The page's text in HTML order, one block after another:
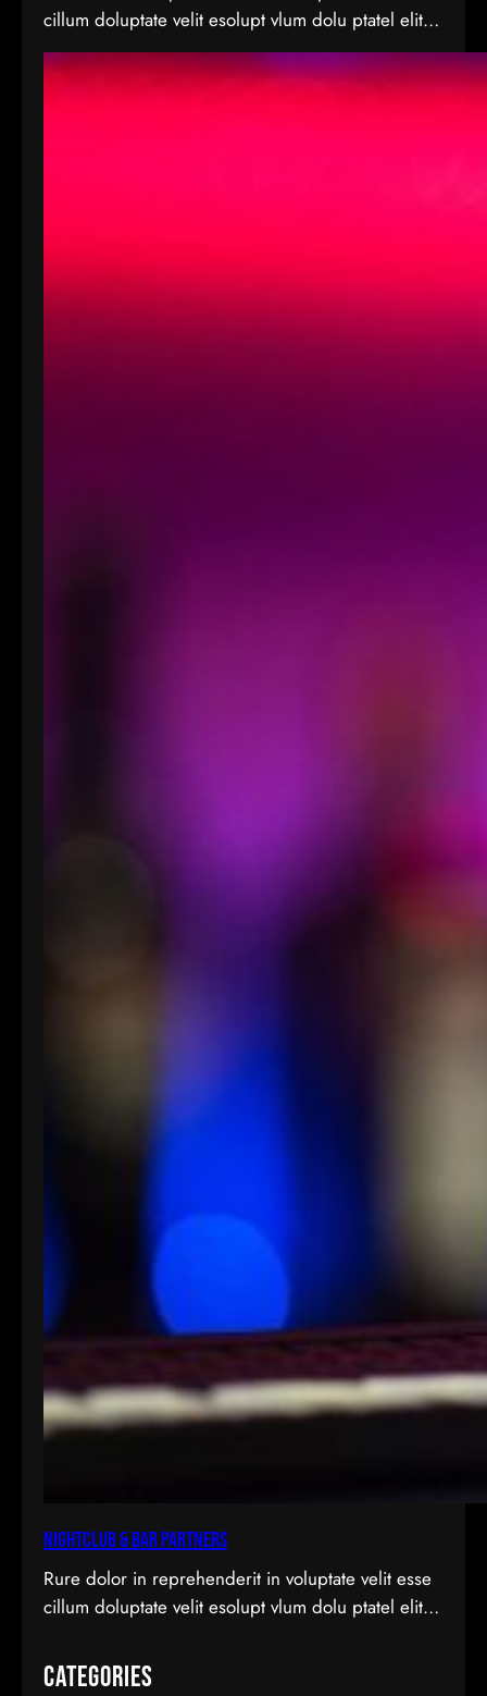
cillum doluptate velit esolupt vlum dolu ptatel elit
nderit
Nightclub & Bar Partners
Rure dolor in reprehenderit in voluptate velit esse
cillum doluptate velit esolupt vlum dolu ptatel elit
Categories